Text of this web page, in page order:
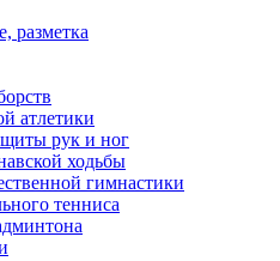
разметка
атлетики
рук и ног
ходьбы
гимнастики
тенниса